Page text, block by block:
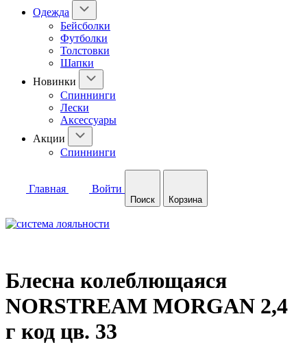
Одежда
Бейсболки
Футболки
Толстовки
Шапки
Новинки
Спиннинги
Лески
Аксессуары
Акции
Спиннинги
Главная Войти
Поиск Корзина
Блесна колеблющаяся
NORSTREAM MORGAN 2,4
г код цв. 33